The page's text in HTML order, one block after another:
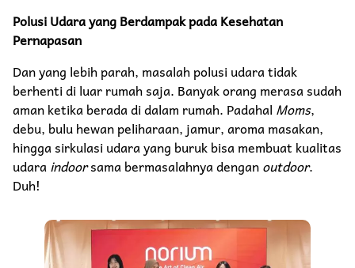
Polusi Udara yang Berdampak pada Kesehatan
Pernapasan
Dan yang lebih parah, masalah polusi udara tidak
berhenti di luar rumah saja. Banyak orang merasa sudah
aman ketika berada di dalam rumah. Padahal Moms,
debu, bulu hewan peliharaan, jamur, aroma masakan,
hingga sirkulasi udara yang buruk bisa membuat kualitas
udaraindoorsama bermasalahnya denganoutdoor.
Duh!